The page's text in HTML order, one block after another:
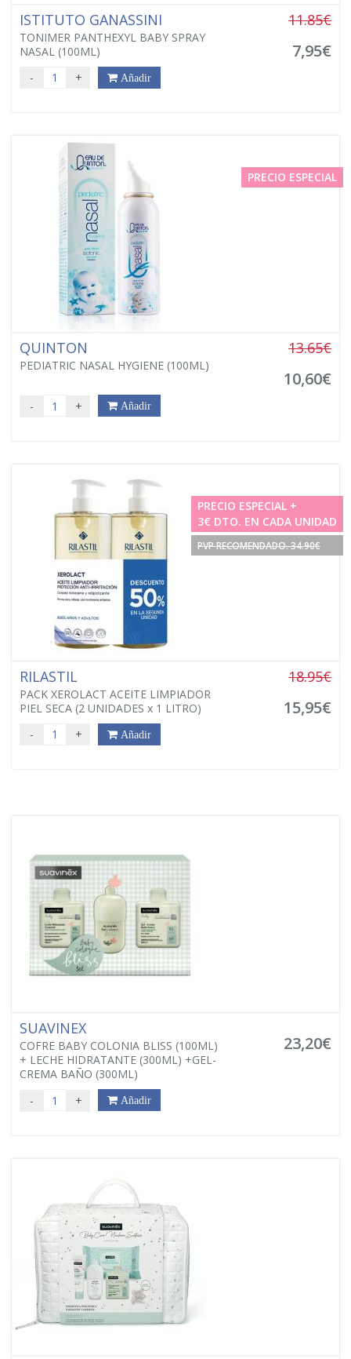
ISTITUTO GANASSINI
TONIMER PANTHEXYL BABY SPRAY
NASAL (100ML)
11.85€
7,95€
- + Añadir
PRECIO ESPECIAL
QUINTON
PEDIATRIC NASAL HYGIENE (100ML)
13.65€
10,60€
- + Añadir
PRECIO ESPECIAL +
3€ DTO. EN CADA UNIDAD
PVP RECOMENDADO. 34.90€
RILASTIL
PACK XEROLACT ACEITE LIMPIADOR
PIEL SECA (2 UNIDADES x 1 LITRO)
18.95€
15,95€
- + Añadir
SUAVINEX
COFRE BABY COLONIA BLISS (100ML)
+ LECHE HIDRATANTE (300ML) +GEL-
CREMA BAÑO (300ML)
23,20€
- + Añadir